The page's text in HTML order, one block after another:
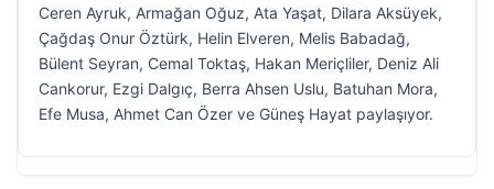
Ceren Ayruk, Armağan Oğuz, Ata Yaşat, Dilara Aksüyek,
Çağdaş Onur Öztürk, Helin Elveren, Melis Babadağ,
Bülent Seyran, Cemal Toktaş, Hakan Meriçliler, Deniz Ali
Cankorur, Ezgi Dalgıç, Berra Ahsen Uslu, Batuhan Mora,
Efe Musa, Ahmet Can Özer ve Güneş Hayat paylaşıyor.